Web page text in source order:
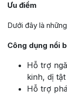
Ưu điểm
Dưới đây là
Công dụng nổi
Hỗ trợ
kinh, dị
Hỗ trợ